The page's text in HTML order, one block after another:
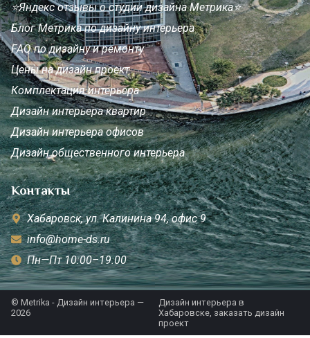
⭐Яндекс отзывы о студии дизайна Метрика⭐
Блог Метрика по дизайну интерьера
FAQ по дизайну и ремонту
Цены на дизайн проект
Комплектация интерьера
Дизайн интерьера квартир
Дизайн интерьера офисов
Дизайн общественного интерьера
Контакты
Хабаровск, ул. Калинина 94, офис 9
info@home-ds.ru
Пн—Пт 10:00–19:00
© Metrika - Дизайн интерьера —
2026
Дизайн интерьера в
Хабаровске, заказать дизайн
проект